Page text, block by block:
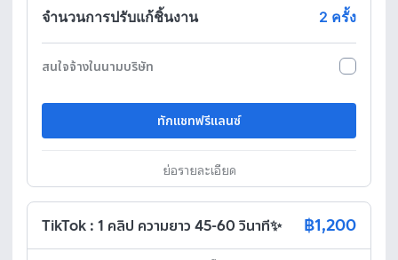
จำนวนการปรับแก้ชิ้นงาน
2 ครั้ง
สนใจจ้างในนามบริษัท
ทักแชทฟรีแลนซ์
ย่อรายละเอียด
TikTok : 1 คลิป ความยาว 45-60 วินาที✨ ฿1,200